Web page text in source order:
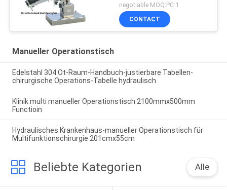
negotiable MOQ:PC 1
CONTACT
Manueller Operationstisch
Edelstahl 304 Ot-Raum-Handbuch-justierbare Tabellen-
chirurgische Operations-Tabelle hydraulisch
Klinik multi manueller Operationstisch 2100mmx500mm
Functioin
Hydraulisches Krankenhaus-manueller Operationstisch für
Multifunktionschirurgie 201cmx55cm
Beliebte Kategorien Alle